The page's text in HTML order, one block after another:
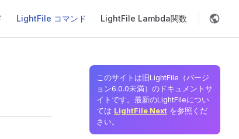
LightFile コマンド LightFile Lambda関数
このサイトは旧LightFile（バージ
ョン6.0.0未満）のドキュメントサ
イトです。最新のLightFileについ
ては LightFile Next を参照くだ
さい。